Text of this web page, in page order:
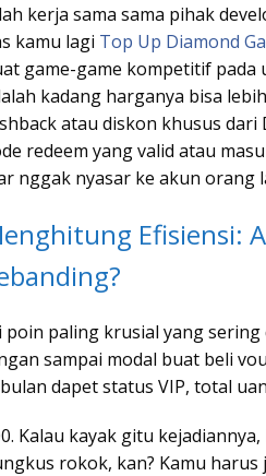
kerja sama sama pihak
kamu lagi Top Up Diamond
game-game kompetitif pada
kadang harganya bisa
atau diskon khusus
redeem yang valid atau
nggak nyasar ke akun orang
Efisiensi:
poin paling krusial yang
sampai modal buat beli
dapet status VIP, total
Kalau kayak gitu
rokok, kan? Kamu harus